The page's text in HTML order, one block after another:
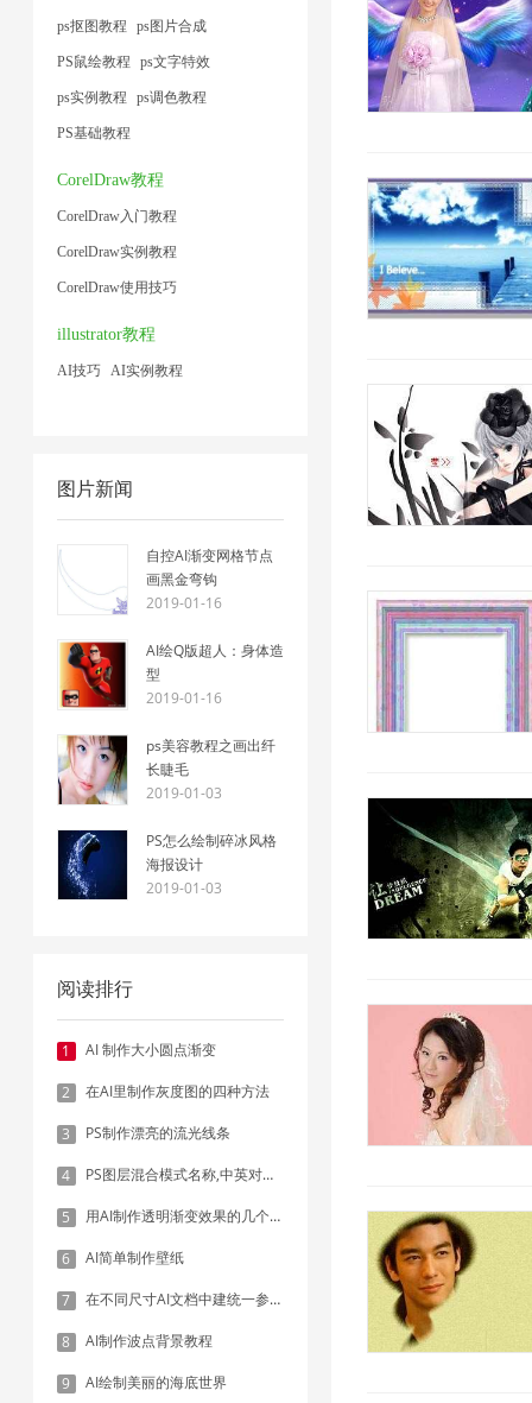
ps抠图教程 ps图片合成
PS鼠绘教程 ps文字特效
ps实例教程 ps调色教程
PS基础教程
CorelDraw教程
CorelDraw入门教程
CorelDraw实例教程
CorelDraw使用技巧
illustrator教程
AI技巧 AI实例教程
图片新闻
自控AI渐变网格节点
画黑金弯钩
2019-01-16
AI绘Q版超人：身体造
型
2019-01-16
ps美容教程之画出纤
长睫毛
2019-01-03
PS怎么绘制碎冰风格
海报设计
2019-01-03
阅读排行
1 AI 制作大小圆点渐变
2 在AI里制作灰度图的四种方法
3 PS制作漂亮的流光线条
4 PS图层混合模式名称,中英对照表
5 用AI制作透明渐变效果的几个方法
6 AI简单制作壁纸
7 在不同尺寸AI文档中建统一参考线 - 方法1：对齐和分布
8 AI制作波点背景教程
9 AI绘制美丽的海底世界